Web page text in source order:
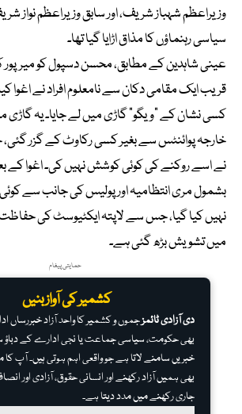
وزیراعظم شہباز شریف، اور سابق وزیراعظم نواز
سیاسی رہنماؤں کا مذاق اڑایا گیا تھا۔
عینی شاہدین کے مطابق، محسن دسپول کو
قریب ایک مقامی دکان سے نامعلوم افراد نے اغوا
کسی نشان کے “ویگو” گاڑی میں لے جایا۔ یہ گاڑی
خارجہ پوائنٹس سے بغیر کسی رکاوٹ کے گزر
نے اسے روکنے کی کوئی کوشش نہیں کی۔ اغوا کے
بشمول مری انتظامیہ اور پولیس کی جانب سے
نہیں کیا گیا، جس سے لاپتہ ایکٹیوسٹ کی حفاظت
میں تشویش بڑھ گئی ہے۔
حمایتی پیغام
کشمیر کی آواز بنیں
دی آزادی ٹائمزجموں و کشمیر کا واحد آزاد خبررساں
بھی حکومت، سیاسی جماعت یا نجی ادارے کے دباؤ
خبریں سامنے لاتا ہے جو واقعی اہم ہوتی ہیں۔ آپ کا
بھی ہمیں آزاد رکھنے اور انسانی حقوق، آزادی اور
جاری رکھنے میں مدد دیتا ہے۔